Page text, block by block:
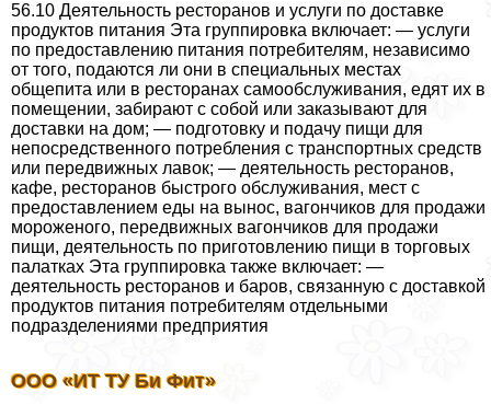
56.10 Деятельность ресторанов и услуги по доставке
продуктов питания Эта группировка включает: — услуги
по предоставлению питания потребителям, независимо
от того, подаются ли они в специальных местах
общепита или в ресторанах самообслуживания, едят их в
помещении, забирают с собой или заказывают для
доставки на дом; — подготовку и подачу пищи для
непосредственного потрeбления с трaнcпортных средств
или передвижных лавок; — деятельность ресторанов,
кафе, ресторанов быстрого обслуживания, мест с
предоставлением еды на вынос, вагончиков для продажи
мороженого, передвижных вагончиков для продажи
пищи, деятельность по приготовлению пищи в торговых
палатках Эта группировка также включает: —
деятельность ресторанов и баров, связанную с доставкой
продуктов питания потребителям отдельными
подразделениями предприятия
ООО «ИТ ТУ Би Фит»